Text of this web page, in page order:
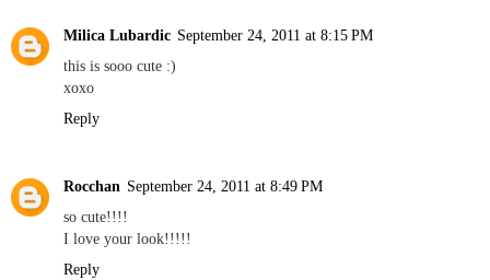
Milica Lubardic September 24, 2011 at 8:15 PM
this is sooo cute :)
xoxo
Reply
Rocchan September 24, 2011 at 8:49 PM
so cute!!!!
I love your look!!!!!
Reply